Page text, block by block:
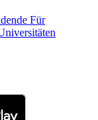
Für